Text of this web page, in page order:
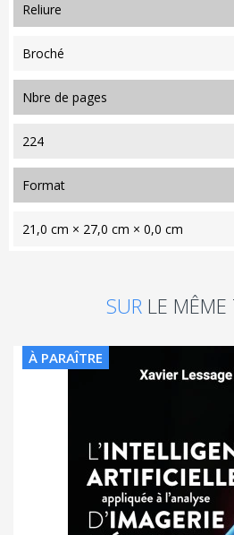
reliure
Broché
nbre de pages
224
format
21,0 cm × 27,0 cm × 0,0 cm
SUR LE MÊME
À PARAÎTRE